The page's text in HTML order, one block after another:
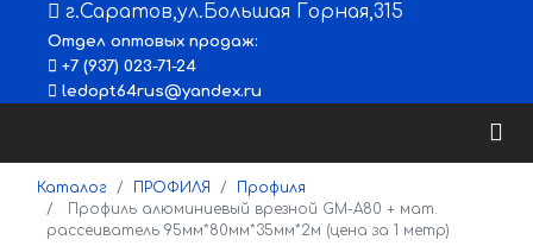
г.Саратов,ул.Большая Горная,315
Отдел оптовых продаж:
+7 (937) 023-71-24
ledopt64rus@yandex.ru
Каталог ПРОФИЛЯ
Профиля
Профиль алюминиевый врезной GM-A80 + мат.
рассеиватель 95мм*80мм*35мм*2м (цена за 1 метр)